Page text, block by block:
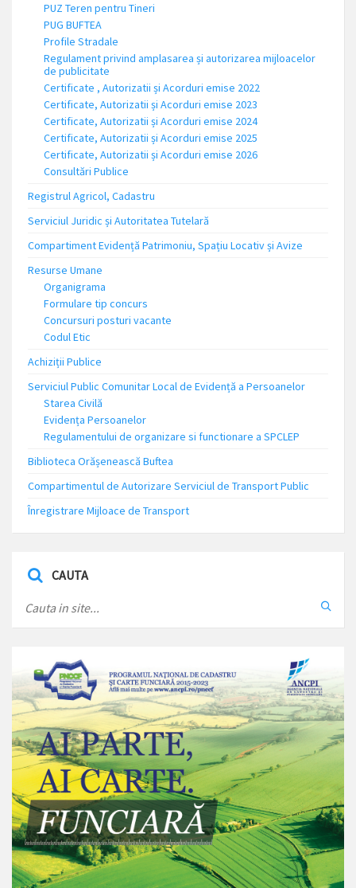
PUZ Teren pentru Tineri
PUG BUFTEA
Profile Stradale
Regulament privind amplasarea și autorizarea mijloacelor
de publicitate
Certificate , Autorizatii și Acorduri emise 2022
Certificate, Autorizatii și Acorduri emise 2023
Certificate, Autorizatii și Acorduri emise 2024
Certificate, Autorizatii și Acorduri emise 2025
Certificate, Autorizatii și Acorduri emise 2026
Consultări Publice
Registrul Agricol, Cadastru
Serviciul Juridic și Autoritatea Tutelară
Compartiment Evidență Patrimoniu, Spațiu Locativ și Avize
Resurse Umane
Organigrama
Formulare tip concurs
Concursuri posturi vacante
Codul Etic
Achiziții Publice
Serviciul Public Comunitar Local de Evidență a Persoanelor
Starea Civilă
Evidența Persoanelor
Regulamentului de organizare si functionare a SPCLEP
Biblioteca Orășenească Buftea
Compartimentul de Autorizare Serviciul de Transport Public
Înregistrare Mijloace de Transport
CAUTA